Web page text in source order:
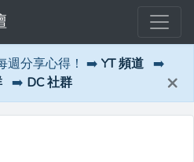
週分享心得！ ➡️ YT 頻道 ➡️
➡️ DC 社群 ×